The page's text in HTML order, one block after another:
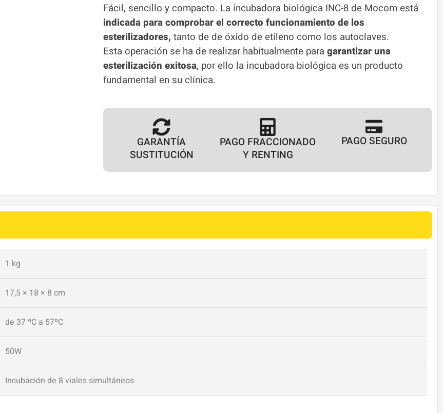
Fácil, sencillo y compacto. La incubadora biológica INC-8 de Mocom está
indicada para comprobar el correcto funcionamiento de los
esterilizadores, tanto de de óxido de etileno como los autoclaves.
Esta operación se ha de realizar habitualmente para garantizar una
esterilización exitosa, por ello la incubadora biológica es un producto
fundamental en su clínica.
GARANTÍA
SUSTITUCIÓN
PAGO FRACCIONADO
Y RENTING
PAGO SEGURO
1 kg
17,5 × 18 × 8 cm
de 37 ºC a 57ºC
50W
Incubación de 8 viales simultáneos